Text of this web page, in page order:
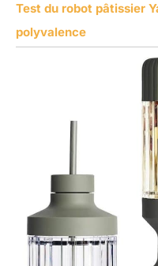
Test du robot pâtissier
polyvalence